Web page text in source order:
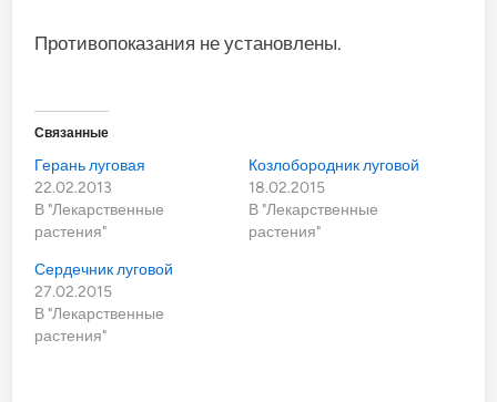
Противопоказания не установлены.
Связанные
Герань луговая
22.02.2013
В "Лекарственные
растения"
Козлобородник луговой
18.02.2015
В "Лекарственные
растения"
Сердечник луговой
27.02.2015
В "Лекарственные
растения"